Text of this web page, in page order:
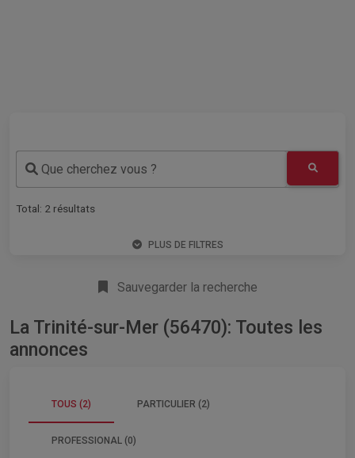
Que cherchez vous ?
Total: 2 résultats
PLUS DE FILTRES
Sauvegarder la recherche
La Trinité-sur-Mer (56470): Toutes les
annonces
TOUS (2) PARTICULIER (2)
PROFESSIONAL (0)